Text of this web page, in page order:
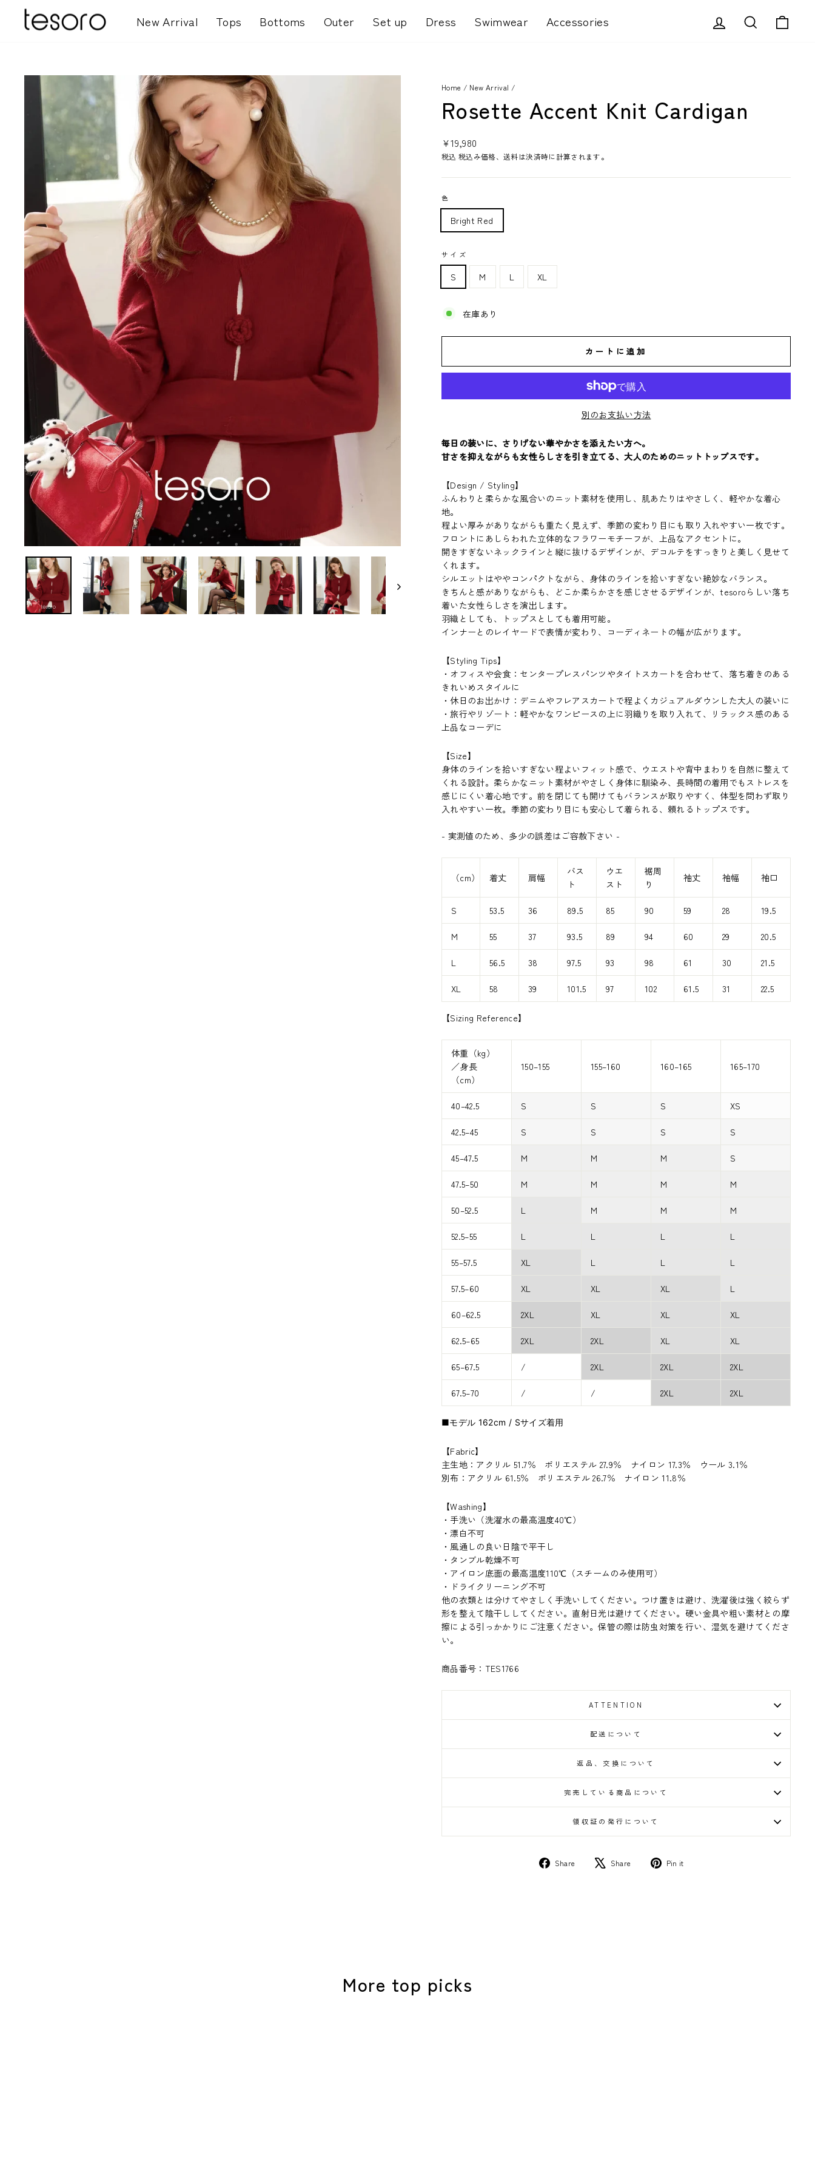
New Arrival Tops Bottoms Outer Set up Dress Swimwear Accessories ログイン検索
Home / New Arrival /
Rosette Accent Knit Cardigan
通
常
格
¥19,980
税込 税込み価格、送料は決済時に計算されます。
色
Bright Red
サイズ
S M L XL
在庫あり
カートに追加
別のお支払い方法
毎日の装いに、さりげない華やかさを添えたい方へ。
甘さを抑えながらも女性らしさを引き立てる、大人のためのニットトップスです。
【Design / Styling】
ふんわりと柔らかな風合いのニット素材を使用し、肌あたりはやさしく、軽やかな着心
地。
程よい厚みがありながらも重たく見えず、季節の変わり目にも取り入れやすい一枚です。
フロントにあしらわれた立体的なフラワーモチーフが、上品なアクセントに。
開きすぎないネックラインと縦に抜けるデザインが、デコルテをすっきりと美しく見せて
くれます。
シルエットはややコンパクトながら、身体のラインを拾いすぎない絶妙なバランス。
きちんと感がありながらも、どこか柔らかさを感じさせるデザインが、tesoroらしい落ち
着いた女性らしさを演出します。
羽織としても、トップスとしても着用可能。
インナーとのレイヤードで表情が変わり、コーディネートの幅が広がります。
【Styling Tips】
・オフィスや会食：センタープレスパンツやタイトスカートを合わせて、落ち着きのある
きれいめスタイルに
・休日のお出かけ：デニムやフレアスカートで程よくカジュアルダウンした大人の装いに
・旅行やリゾート：軽やかなワンピースの上に羽織りを取り入れて、リラックス感のある
上品なコーデに
【Size】
身体のラインを拾いすぎない程よいフィット感で、ウエストや背中まわりを自然に整えて
くれる設計。柔らかなニット素材がやさしく身体に馴染み、長時間の着用でもストレスを
感じにくい着心地です。前を閉じても開けてもバランスが取りやすく、体型を問わず取り
入れやすい一枚。季節の変わり目にも安心して着られる、頼れるトップスです。
- 実測値のため、多少の誤差はご容赦下さい -
（cm） 着丈 肩幅
バス
ト
ウエ
スト
裾周
り
袖丈 袖幅 袖口
S 53.5 36 89.5 85 90 59 28 19.5
M 55 37 93.5 89 94 60 29 20.5
L 56.5 38 97.5 93 98 61 30 21.5
XL 58 39 101.5 97 102 61.5 31 22.5
【Sizing Reference】
体重（kg）
／身長
（cm）
150–155 155–160 160–165 165–170
40–42.5 S S S XS
42.5–45 S S S S
45–47.5 M M M S
47.5–50 M M M M
50–52.5 L M M M
52.5–55 L L L L
55–57.5 XL L L L
57.5–60 XL XL XL L
60–62.5 2XL XL XL XL
62.5–65 2XL 2XL XL XL
65–67.5 / 2XL 2XL 2XL
67.5–70 / / 2XL 2XL
■モデル 162cm / Sサイズ着用
【Fabric】
主生地：アクリル 51.7％ ポリエステル 27.9％ ナイロン 17.3％ ウール 3.1％
別布：アクリル 61.5％ ポリエステル 26.7％ ナイロン 11.8％
【Washing】
・手洗い（洗濯水の最高温度40℃）
・漂白不可
・風通しの良い日陰で平干し
・タンブル乾燥不可
・アイロン底面の最高温度110℃（スチームのみ使用可）
・ドライクリーニング不可
他の衣類とは分けてやさしく手洗いしてください。つけ置きは避け、洗濯後は強く絞らず
形を整えて陰干ししてください。直射日光は避けてください。硬い金具や粗い素材との摩
擦による引っかかりにご注意ください。保管の際は防虫対策を行い、湿気を避けてくださ
い。
商品番号：TES1766
ATTENTION
配送について
返品、交換について
完売している商品について
領収証の発行について
Share
Share
Share
Tweet Pin it
More top picks